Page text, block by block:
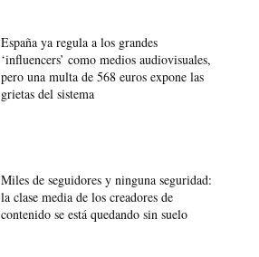
España ya regula a los grandes
‘influencers’ como medios audiovisuales,
pero una multa de 568 euros expone las
grietas del sistema
Miles de seguidores y ninguna seguridad:
la clase media de los creadores de
contenido se está quedando sin suelo